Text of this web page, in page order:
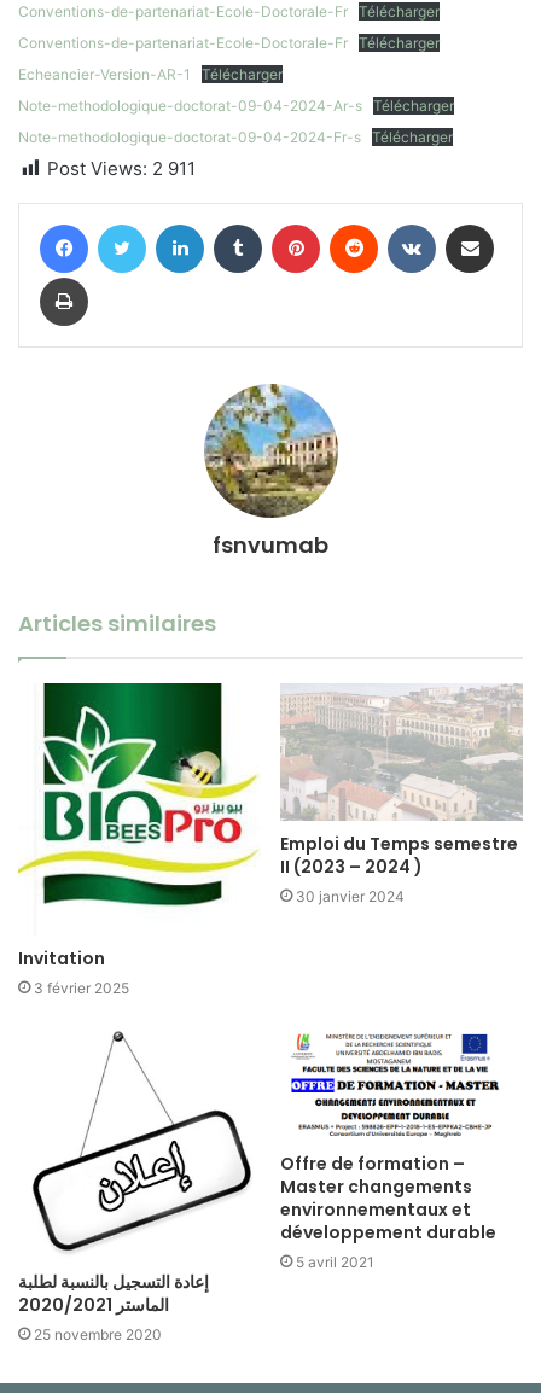
Conventions-de-partenariat-Ecole-Doctorale-Fr Télécharger
Conventions-de-partenariat-Ecole-Doctorale-Fr Télécharger
Echeancier-Version-AR-1
Télécharger
Note-methodologique-doctorat-09-04-2024-Ar-s Télécharger
Note-methodologique-doctorat-09-04-2024-Fr-s Télécharger
Post Views: 2 911
FacebookTwitter Linkedin Tumblr Pinterest Reddit VKontakte
Imprimer
fsnvumab
Articles similaires
Invitation
3 février 2025
Emploi du Temps semestre
II (2023 – 2024 )
30 janvier 2024
إعادة التسجيل بالنسبة لطلبة
الماستر 2020/2021
25 novembre 2020
Offre de formation –
Master changements
environnementaux et
développement durable
5 avril 2021